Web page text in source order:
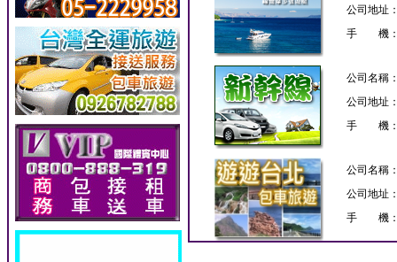
公司地址
手 機
公司名稱
公司地址
手 機
公司名稱
公司地址
手 機